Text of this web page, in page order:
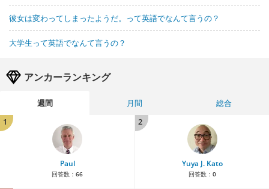
彼女は変わってしまったようだ。って英語でなんて言うの？
大学生って英語でなんて言うの？
アンカーランキング
週間 月間
総合
1
Paul
回答数： 66
2
Yuya J. Kato
回答数： 0